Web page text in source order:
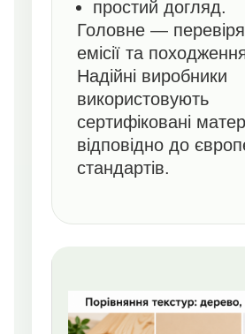
простий догляд.
Головне —
емісії та
Надійні виробники
використовують
сертифіковані
відповідно до
стандартів.